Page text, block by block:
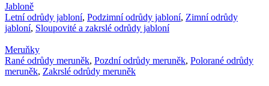
Jabloně
Letní odrůdy jabloní, Podzimní odrůdy jabloní, Zimní odrůdy
jabloní, Sloupovité a zakrslé odrůdy jabloní
Meruňky
Rané odrůdy meruněk, Pozdní odrůdy meruněk, Polorané odrůdy
meruněk, Zakrslé odrůdy meruněk